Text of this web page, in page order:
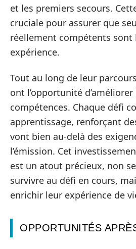
et les premiers secours.
cruciale pour assurer que
réellement compétents sont
expérience.
Tout au long de leur
ont l’opportunité d’améliorer
compétences. Chaque défi
apprentissage, renforçant
vont bien au-delà des
l’émission. Cet
est un atout précieux, non
survivre au défi en cours,
enrichir leur expérience de
OPPORTUNITÉS